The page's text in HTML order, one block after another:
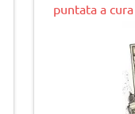
puntata a